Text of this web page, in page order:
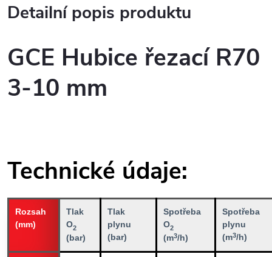
Detailní popis produktu
GCE Hubice řezací R70
3-10 mm
Technické údaje:
Rozsah
(mm)
Tlak
O2
(bar)
Tlak
plynu
(bar)
Spotřeba
O2
(m3/h)
Spotřeba
plynu
(m3/h)